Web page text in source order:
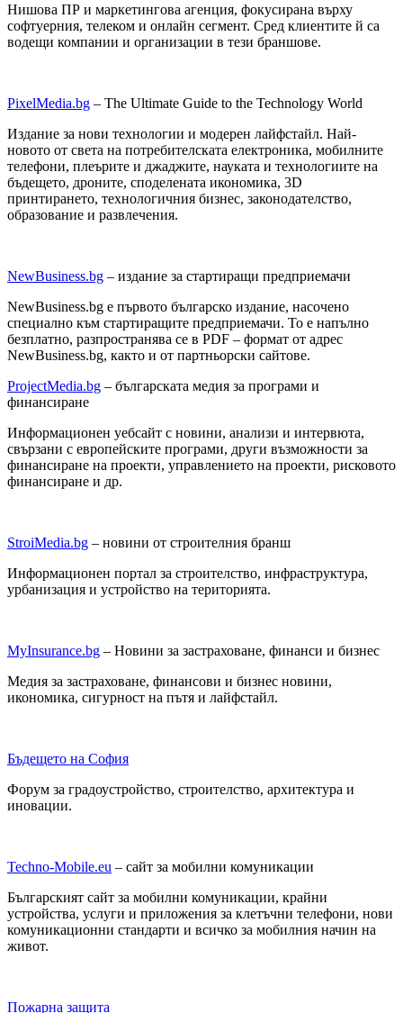
Нишова ПР и маркетингова агенция, фокусирана върху
софтуерния, телеком и онлайн сегмент. Сред клиентите й са
водещи компании и организации в тези браншове.
PixelMedia.bg – The Ultimate Guide to the Technology World
Издание за нови технологии и модерен лайфстайл. Най-
новото от света на потребителската електроника, мобилните
телефони, плеърите и джаджите, науката и технологиите на
бъдещето, дроните, споделената икономика, 3D
принтирането, технологичния бизнес, законодателство,
образование и развлечения.
NewBusiness.bg – издание за стартиращи предприемачи
NewBusiness.bg е първото българско издание, насочено
специално към стартиращите предприемачи. То е напълно
безплатно, разпространява се в PDF – формат от адрес
NewBusiness.bg, както и от партньорски сайтове.
ProjectMedia.bg – българската медия за програми и
финансиране
Информационен уебсайт с новини, анализи и интервюта,
свързани с европейските програми, други възможности за
финансиране на проекти, управлението на проекти, рисковото
финансиране и др.
StroiMedia.bg – новини от строителния бранш
Информационен портал за строителство, инфраструктура,
урбанизация и устройство на територията.
MyInsurance.bg – Новини за застраховане, финанси и бизнес
Медия за застраховане, финансови и бизнес новини,
икономика, сигурност на пътя и лайфстайл.
Бъдещето на София
Форум за градоустройство, строителство, архитектура и
иновации.
Techno-Mobile.eu – сайт за мобилни комуникации
Българският сайт за мобилни комуникации, крайни
устройства, услуги и приложения за клетъчни телефони, нови
комуникационни стандарти и всичко за мобилния начин на
живот.
Пожарна защита